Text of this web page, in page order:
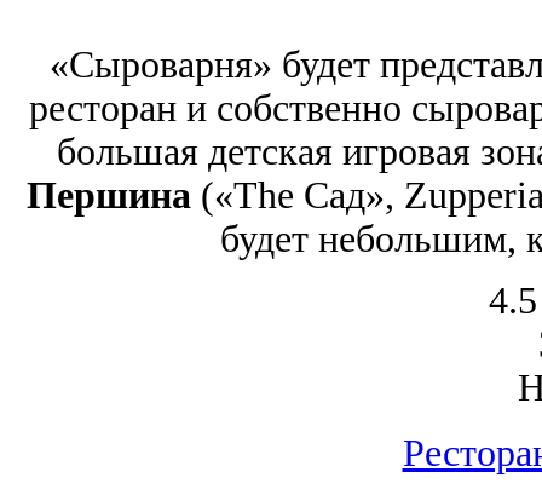
«Сыроварня» будет
ресторан и собственно
большая детская игровая
Першина («The Сад»,
будет небольшим,